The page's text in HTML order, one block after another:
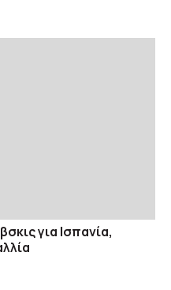
για Ισπανία,